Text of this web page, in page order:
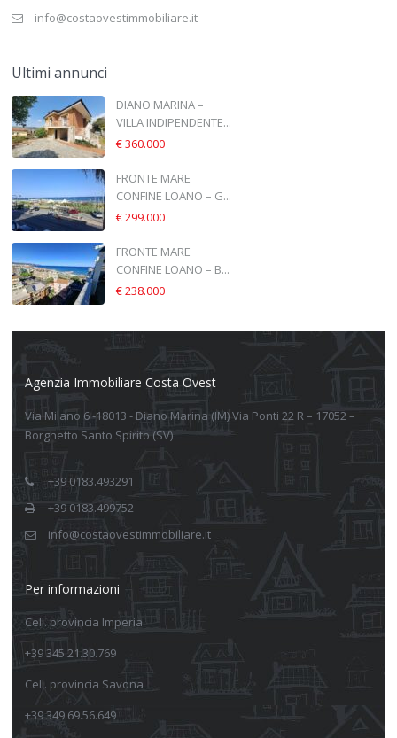
info@costaovestimmobiliare.it
Ultimi annunci
DIANO MARINA –
VILLA INDIPENDENTE...
€ 360.000
FRONTE MARE
CONFINE LOANO – G...
€ 299.000
FRONTE MARE
CONFINE LOANO – B...
€ 238.000
Agenzia Immobiliare Costa Ovest
Via Milano 6 -18013 - Diano Marina (IM) Via Ponti 22 R – 17052 –
Borghetto Santo Spirito (SV)
+39 0183.493291
+39 0183.499752
info@costaovestimmobiliare.it
Per informazioni
Cell. provincia Imperia
+39 345.21.30.769
Cell. provincia Savona
+39 349.69.56.649